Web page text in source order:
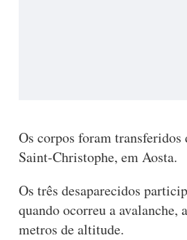
Os corpos foram
Saint-Christophe, em Aosta.
Os três desaparecidos
quando ocorreu a
metros de altitude.